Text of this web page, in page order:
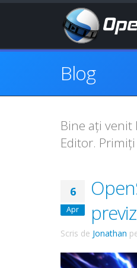
Blog
Bine ați venit
Editor.
6
Apr
Scris de Jonathan